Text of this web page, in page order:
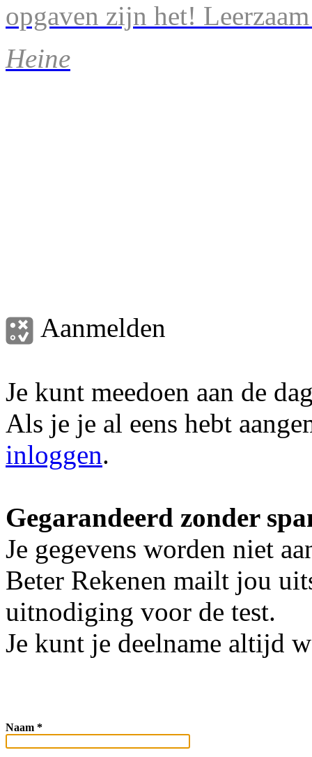
opgaven zijn het!
Heine
Aanmelden
Je kunt meedoen aan de
Als je je al eens hebt
inloggen.
Gegarandeerd zonder
Je gegevens worden niet
Beter Rekenen mailt jou
uitnodiging voor de test.
Je kunt je deelname altijd
Naam *